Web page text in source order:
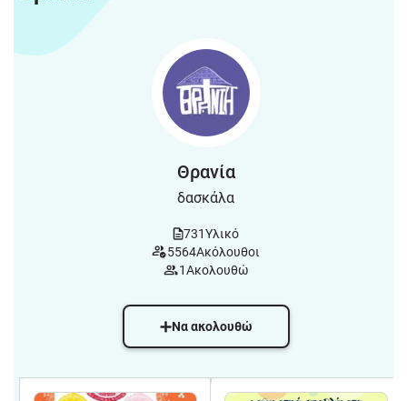
Θρανία
δασκάλα
731Υλικό
5564Ακόλουθοι
1Ακολουθώ
Να ακολουθώ